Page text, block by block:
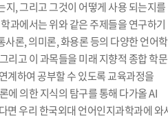
, 그리고 그것이 어떻게 사용 되는지를
과에서는 위와 같은 주제들을 연구하기
사론, 의미론, 화용론 등의 다양한 언어학
리고 이 과목들을 미래 지향적 종합 학
계하여 공부할 수 있도록 교육과정을
에 의한 지식의 탐구를 통해 다가올 AI
면 우리 한국외대 언어인지과학과에 와